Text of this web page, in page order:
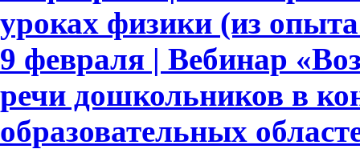
уроках физики (из
9 февраля | Вебинар
речи дошкольников в
образовательных